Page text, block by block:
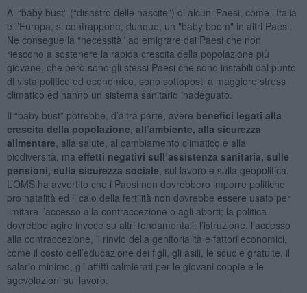
Al “baby bust” (“disastro delle nascite”) di alcuni Paesi, come l’Italia
e l’Europa, si contrappone, dunque, un "baby boom" in altri Paesi.
Ne consegue la “necessità” ad emigrare dai Paesi che non
riescono a sostenere la rapida crescita della popolazione più
giovane, che però sono gli stessi Paesi che sono instabili dal punto
di vista politico ed economico, sono sottoposti a maggiore stress
climatico ed hanno un sistema sanitario inadeguato.
Il “baby bust” potrebbe, d’altra parte, avere benefici legati alla
crescita della popolazione, all’ambiente, alla sicurezza
alimentare, alla salute, al cambiamento climatico e alla
biodiversità, ma effetti negativi sull’assistenza sanitaria, sulle
pensioni, sulla sicurezza sociale, sul lavoro e sulla geopolitica.
L’OMS ha avvertito che i Paesi non dovrebbero imporre politiche
pro natalità ed il calo della fertilità non dovrebbe essere usato per
limitare l’accesso alla contraccezione o agli aborti; la politica
dovrebbe agire invece su altri fondamentali: l’istruzione, l'accesso
alla contraccezione, il rinvio della genitorialità e fattori economici,
come il costo dell’educazione dei figli, gli asili, le scuole gratuite, il
salario minimo, gli affitti calmierati per le giovani coppie e le
agevolazioni sul lavoro.